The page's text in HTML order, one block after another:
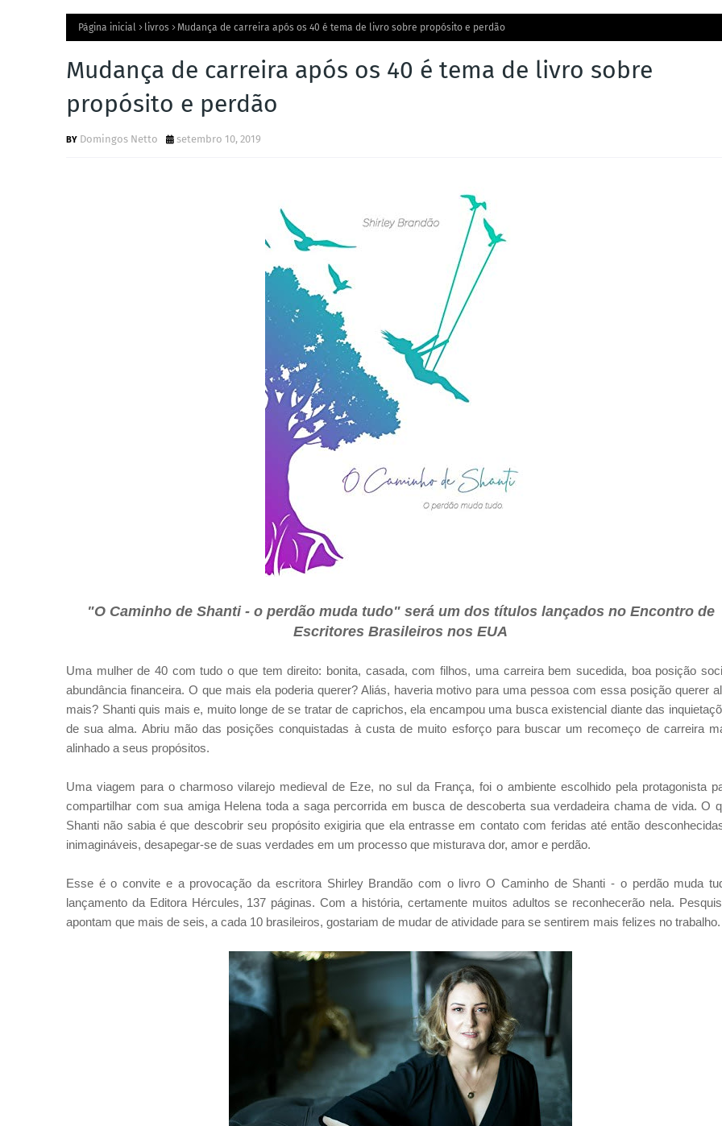
Página inicial livros Mudança de carreira após os 40 é tema de livro sobre propósito e perdão
Mudança de carreira após os 40 é tema de livro sobre
propósito e perdão
Domingos Netto setembro 10, 2019
"O Caminho de Shanti - o perdão muda tudo" será um dos títulos lançados no Encontro de
Escritores Brasileiros nos EUA
Uma mulher de 40 com tudo o que tem direito: bonita, casada, com filhos, uma carreira bem sucedida, boa posição
abundância financeira. O que mais ela poderia querer? Aliás, haveria motivo para uma pessoa com essa posição querer
mais? Shanti quis mais e, muito longe de se tratar de caprichos, ela encampou uma busca existencial diante das
de sua alma. Abriu mão das posições conquistadas à custa de muito esforço para buscar um recomeço de carreira
alinhado a seus propósitos.
Uma viagem para o charmoso vilarejo medieval de Eze, no sul da França, foi o ambiente escolhido pela protagonista
compartilhar com sua amiga Helena toda a saga percorrida em busca de descoberta sua verdadeira chama de vida. O
Shanti não sabia é que descobrir seu propósito exigiria que ela entrasse em contato com feridas até então
inimagináveis, desapegar-se de suas verdades em um processo que misturava dor, amor e perdão.
Esse é o convite e a provocação da escritora Shirley Brandão com o livro O Caminho de Shanti - o perdão muda
lançamento da Editora Hércules, 137 páginas. Com a história, certamente muitos adultos se reconhecerão nela.
apontam que mais de seis, a cada 10 brasileiros, gostariam de mudar de atividade para se sentirem mais felizes no trabalho.